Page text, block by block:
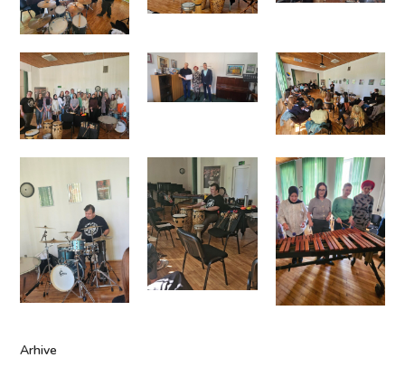
Arhive